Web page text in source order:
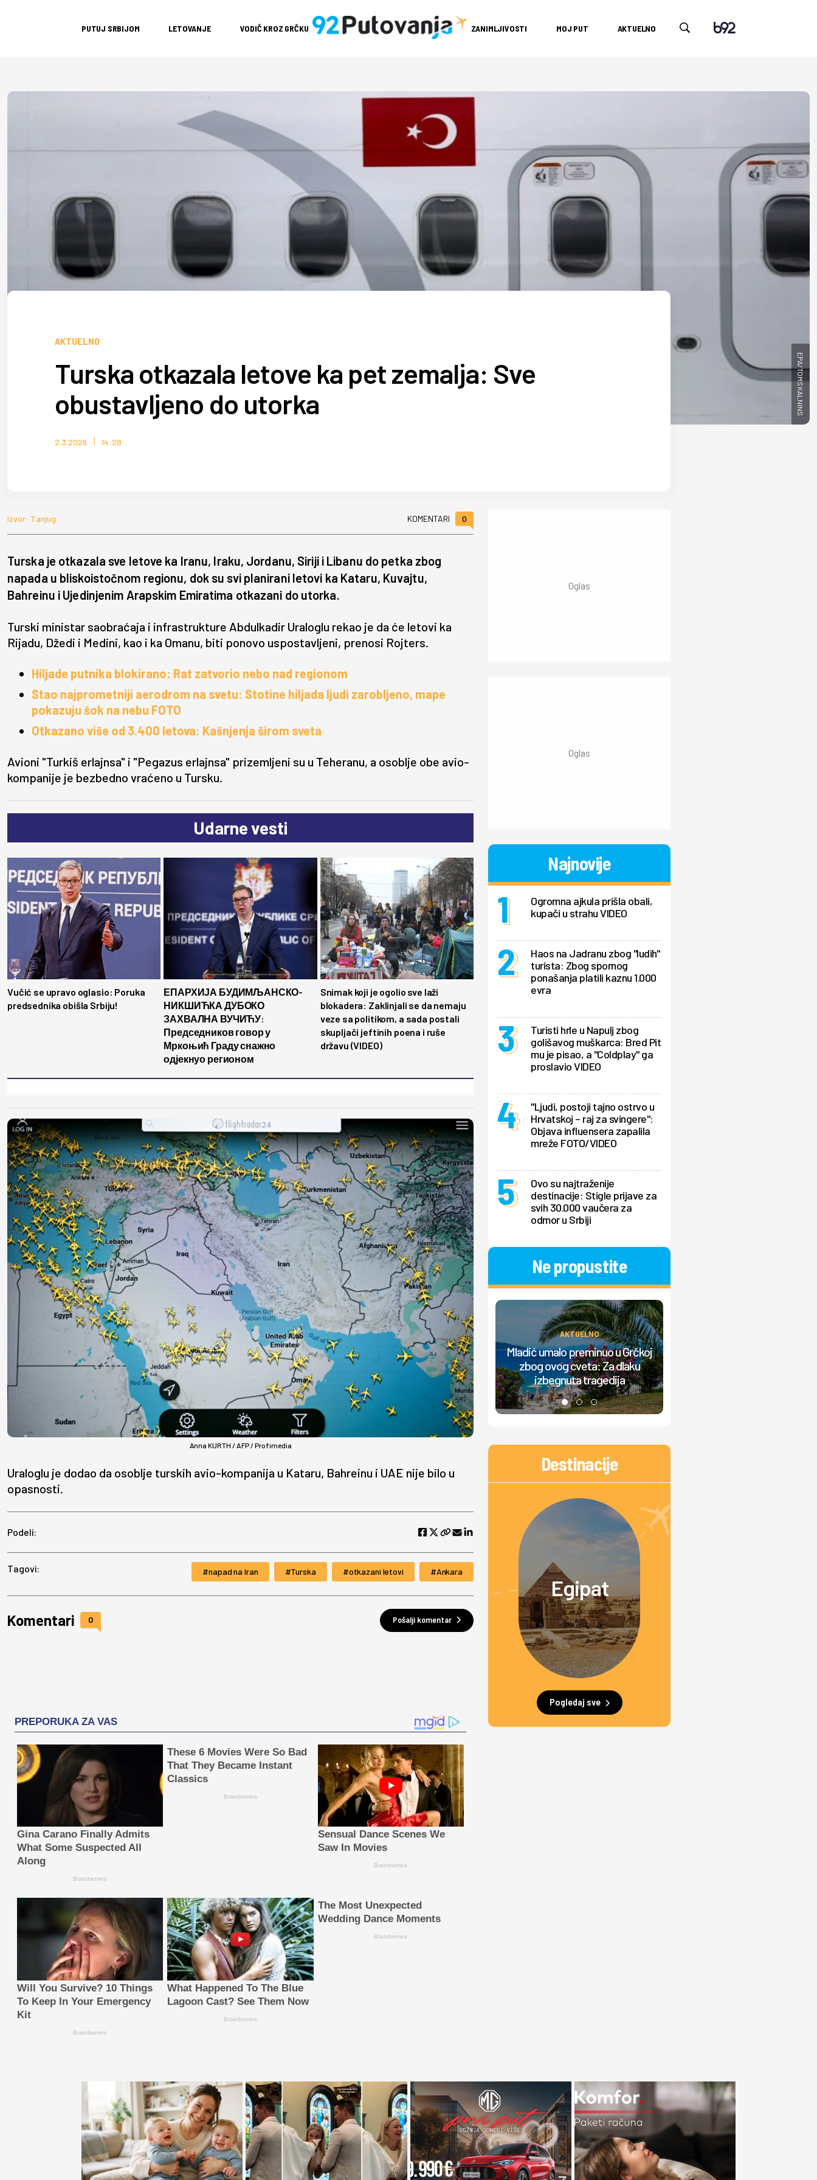
PUTUJ SRBIJOM LETOVANJE VODIČ KROZ GRČKU ZANIMLJIVOSTI MOJ PUT AKTUELNO
EPA/TOMS KALNINS
AKTUELNO
Turska otkazala letove ka pet zemalja: Sve
obustavljeno do utorka
2.3.2026. 14:28
Izvor: Tanjug KOMENTARI 0
Turska je otkazala sve letove ka Iranu, Iraku, Jordanu, Siriji i Libanu do petka zbog
napada u bliskoistočnom regionu, dok su svi planirani letovi ka Kataru, Kuvajtu,
Bahreinu i Ujedinjenim Arapskim Emiratima otkazani do utorka.
Turski ministar saobraćaja i infrastrukture Abdulkadir Uraloglu rekao je da će letovi ka
Rijadu, Džedi i Medini, kao i ka Omanu, biti ponovo uspostavljeni, prenosi Rojters.
Hiljade putnika blokirano: Rat zatvorio nebo nad regionom
Stao najprometniji aerodrom na svetu: Stotine hiljada ljudi zarobljeno, mape
pokazuju šok na nebu FOTO
Otkazano više od 3.400 letova: Kašnjenja širom sveta
Avioni "Turkiš erlajnsa" i "Pegazus erlajnsa" prizemljeni su u Teheranu, a osoblje obe avio-
kompanije je bezbedno vraćeno u Tursku.
Udarne vesti
Vučić se upravo oglasio: Poruka
predsednika obišla Srbiju!
ЕПАРХИЈА БУДИМЉАНСКО-
НИКШИЋКА ДУБОКО
ЗАХВАЛНА ВУЧИЋУ:
Председников говор у
Мркоњић Граду снажно
одјекнуо регионом
Snimak koji je ogolio sve laži
blokadera: Zaklinjali se da nemaju
veze sa politikom, a sada postali
skupljači jeftinih poena i ruše
državu (VIDEO)
Anna KURTH / AFP / Profimedia
Uraloglu je dodao da osoblje turskih avio-kompanija u Kataru, Bahreinu i UAE nije bilo u
opasnosti.
Podeli:
Tagovi: napad na Iran Turska otkazani letovi Ankara
Komentari 0 Pošalji komentar
PREPORUKA ZA VAS
Gina Carano Finally Admits
What Some Suspected All
Along
Brainberries
These 6 Movies Were So Bad
That They Became Instant
Classics
Brainberries
Sensual Dance Scenes We
Saw In Movies
Brainberries
Will You Survive? 10 Things
To Keep In Your Emergency
Kit
Brainberries
What Happened To The Blue
Lagoon Cast? See Them Now
Brainberries
The Most Unexpected
Wedding Dance Moments
Brainberries
Najnovije
Ogromna ajkula prišla obali,
kupači u strahu VIDEO
Haos na Jadranu zbog "ludih"
turista: Zbog spornog
ponašanja platili kaznu 1.000
evra
Turisti hrle u Napulj zbog
golišavog muškarca: Bred Pit
mu je pisao, a "Coldplay" ga
proslavio VIDEO
"Ljudi, postoji tajno ostrvo u
Hrvatskoj – raj za svingere":
Objava influensera zapalila
mreže FOTO/VIDEO
Ovo su najtraženije
destinacije: Stigle prijave za
svih 30.000 vaučera za
odmor u Srbiji
Ne propustite
AKTUELNO
Mladić umalo preminuo u Grčkoj
zbog ovog cveta: Za dlaku
izbegnuta tragedija
Destinacije
Egipat
Pogledaj sve